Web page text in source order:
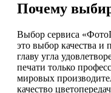
Почему
Выбор сервиса
это выбор качества
главу угла
печати только
мировых
качество